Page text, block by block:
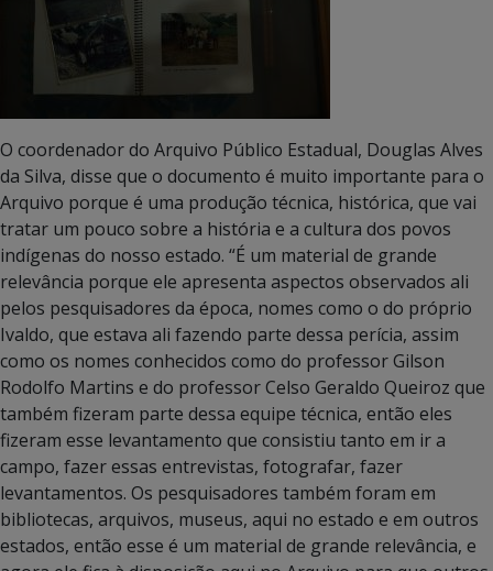
O coordenador do Arquivo Público Estadual, Douglas Alves
da Silva, disse que o documento é muito importante para o
Arquivo porque é uma produção técnica, histórica, que vai
tratar um pouco sobre a história e a cultura dos povos
indígenas do nosso estado. “É um material de grande
relevância porque ele apresenta aspectos observados ali
pelos pesquisadores da época, nomes como o do próprio
Ivaldo, que estava ali fazendo parte dessa perícia, assim
como os nomes conhecidos como do professor Gilson
Rodolfo Martins e do professor Celso Geraldo Queiroz que
também fizeram parte dessa equipe técnica, então eles
fizeram esse levantamento que consistiu tanto em ir a
campo, fazer essas entrevistas, fotografar, fazer
levantamentos. Os pesquisadores também foram em
bibliotecas, arquivos, museus, aqui no estado e em outros
estados, então esse é um material de grande relevância, e